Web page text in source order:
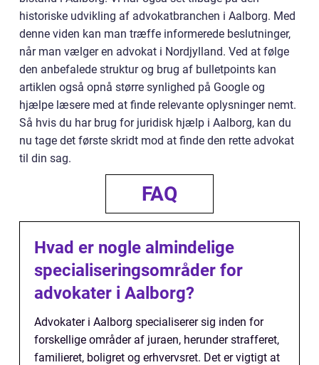
historiske udvikling af advokatbranchen i Aalborg. Med
denne viden kan man træffe informerede beslutninger,
når man vælger en advokat i Nordjylland. Ved at følge
den anbefalede struktur og brug af bulletpoints kan
artiklen også opnå større synlighed på Google og
hjælpe læsere med at finde relevante oplysninger nemt.
Så hvis du har brug for juridisk hjælp i Aalborg, kan du
nu tage det første skridt mod at finde den rette advokat
til din sag.
FAQ
Hvad er nogle almindelige
specialiseringsområder for
advokater i Aalborg?
Advokater i Aalborg specialiserer sig inden for
forskellige områder af juraen, herunder strafferet,
familieret, boligret og erhvervsret. Det er vigtigt at